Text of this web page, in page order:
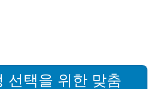
선택을 위한 맞춤